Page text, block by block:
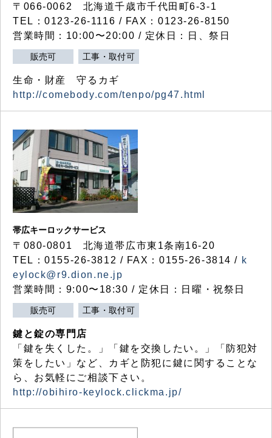
〒066-0062 北海道千歳市千代田町6-3-1
TEL：0123-26-1116 / FAX：0123-26-8150
営業時間：10:00〜20:00 / 定休日：日、祭日
販売可 工事・取付可
生命・財産 守るカギ
http://comebody.com/tenpo/pg47.html
帯広キーロックサービス
〒080-0801 北海道帯広市東1条南16-20
TEL：0155-26-3812 / FAX：0155-26-3814 / k
eylock@r9.dion.ne.jp
営業時間：9:00〜18:30 / 定休日：日曜・祝祭日
販売可 工事・取付可
鍵と錠の専門店
「鍵を失くした。」「鍵を交換したい。」「防犯対
策をしたい」など、カギと防犯に鍵に関することな
ら、お気軽にご相談下さい。
http://obihiro-keylock.clickma.jp/